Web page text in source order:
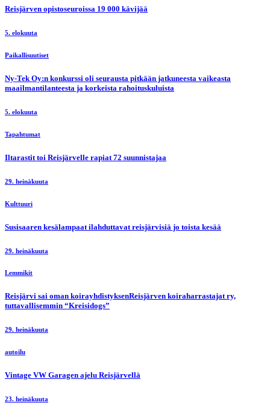
Reisjärven opistoseuroissa 19 000 kävijää
5. elokuuta
Paikallisuutiset
Ny-Tek Oy:n konkurssi oli seurausta pitkään jatkuneesta vaikeasta
maailmantilanteesta ja korkeista rahoituskuluista
5. elokuuta
Tapahtumat
Iltarastit toi Reisjärvelle rapiat 72 suunnistajaa
29. heinäkuuta
Kulttuuri
Susisaaren kesälampaat ilahduttavat reisjärvisiä jo toista kesää
29. heinäkuuta
Lemmikit
Reisjärvi sai oman koirayhdistyksenReisjärven koiraharrastajat ry,
tuttavallisemmin “Kreisidogs”
29. heinäkuuta
autoilu
Vintage VW Garagen ajelu Reisjärvellä
23. heinäkuuta